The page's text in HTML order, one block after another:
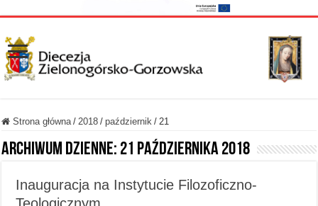
Strona główna / 2018 / październik / 21
Archiwum dzienne: 21 października 2018
Inauguracja na Instytucie Filozoficzno-